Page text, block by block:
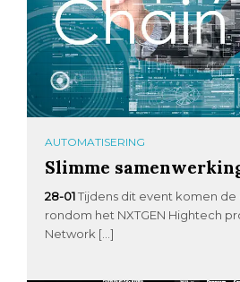
AUTOMATISERING
Slimme
28-01 Tijdens dit event komen
rondom het NXTGEN Hightech
Network […]